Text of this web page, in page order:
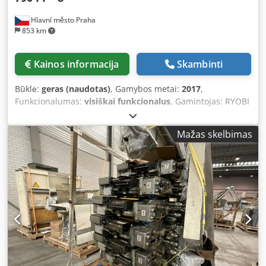
Hlavní město Praha
853 km
Kainos informacija Skambinti
Būklė: geras (naudotas), Gamybos metai: 2017,
Funkcionalumas: visiškai funkcionalus, Gamintojas: RYOBI
IMAGIX CO., Tokijas, Japonija Pagaminimo metai: 2017 •
Spalvų skaičius: 8 Csdpfjy Snwhsx Altsrf • Skaitiklio būklė:
36 mln. spaudų • Maksimalus lapo dydis: 788x600 mm
(31,0"x23,6") • Maksimalus greitis: 15 000 lapų/val. •
Drėkinimas: alkoholis – Ryobi matic • Aušinimas:
Technotrans Alpha C • Apvertimo įrenginys: 8+0 / 4+4 •
Nuotolinis valdymas: dažų zonos ir registrai – Ryobi PCS - G
• Plokščių padėjimas: automatinis – Ryobi semi - RPC •
Automatinis plovimas: dažų velenų, priešslėgio cilindrų,
ofsetinių dangų, ofsetinių plokščių • Iškroviklis: aukštas •
Pripūtimo sistema • Šoninio vedimo išankstinio nustatymo
sistema • Antistatinis įrenginys • Dvigubų lakštų
detektorius: ultragarsinis ir mechaninis • Ryobi D matic •
Mažas skelbimas